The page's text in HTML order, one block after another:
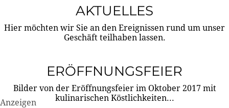
AKTUELLES
Hier möchten wir Sie an den Ereignissen rund um unser
Geschäft teilhaben lassen.
ERÖFFNUNGSFEIER
Bilder von der Eröffnungsfeier im Oktober 2017 mit
kulinarischen Köstlichkeiten...
Anzeigen